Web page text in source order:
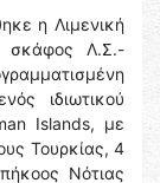
η Λιμενική
σκάφος Λ.Σ.-
ιδιωτικού
Islands, με
Τουρκίας, 4
Νότιας